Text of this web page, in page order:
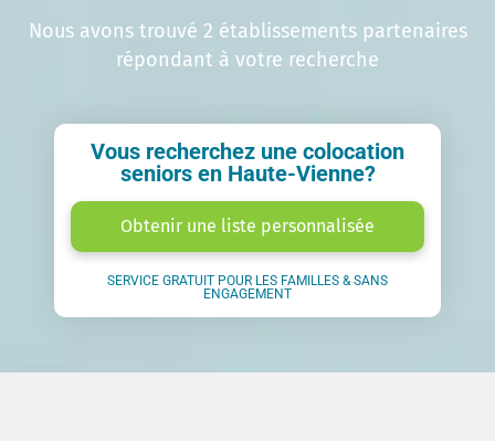
Nous avons trouvé 2 établissements partenaires
répondant à votre recherche
Vous recherchez une colocation
seniors en Haute-Vienne?
Obtenir une liste personnalisée
SERVICE GRATUIT POUR LES FAMILLES & SANS
ENGAGEMENT